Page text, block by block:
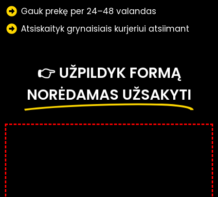
Gauk prekę per 24–48 valandas
Atsiskaityk grynaisiais kurjeriui atsiimant
👉 UŽPILDYK FORMĄ
NORĖDAMAS UŽSAKYTI